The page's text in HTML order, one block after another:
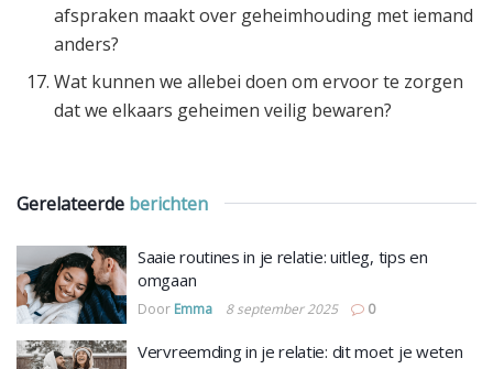
afspraken maakt over geheimhouding met iemand
anders?
Wat kunnen we allebei doen om ervoor te zorgen
dat we elkaars geheimen veilig bewaren?
Gerelateerde berichten
Saaie routines in je relatie: uitleg, tips en
omgaan
Door Emma 8 september 2025 0
Vervreemding in je relatie: dit moet je weten